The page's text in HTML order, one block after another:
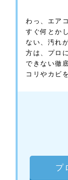
わっ、エア
すぐ何とか
ない、汚れ
方は、プロ
できない徹
コリやカビ
プ